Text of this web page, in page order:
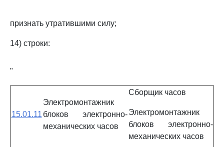
признать утратившими силу;
14) строки:
"
15.01.11
Электромонтажник
блоков электронно-
механических часов
Сборщик часов
Электромонтажник
блоков электронно-
механических часов